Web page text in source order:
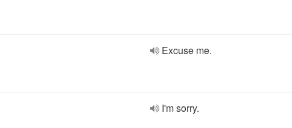
Excuse me.
I'm sorry.